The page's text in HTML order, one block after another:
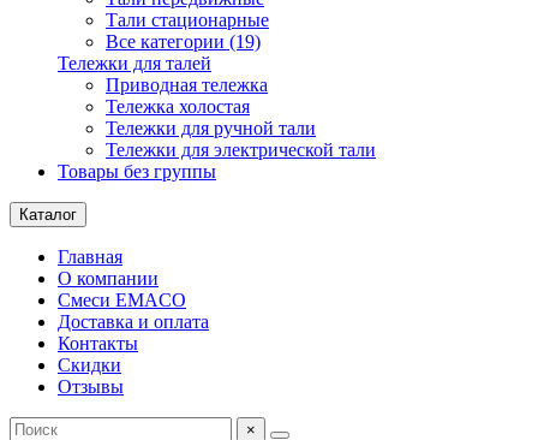
Тали стационарные
Все категории (19)
Тележки для талей
Приводная тележка
Тележка холостая
Тележки для ручной тали
Тележки для электрической тали
Товары без группы
Каталог
Главная
О компании
Смеси EMACO
Доставка и оплата
Контакты
Скидки
Отзывы
×